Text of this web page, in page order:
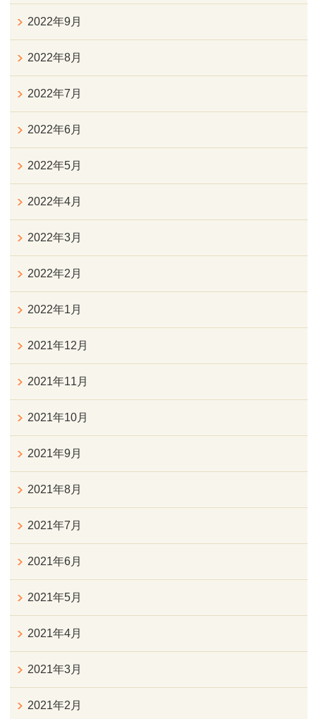
2022年9月
2022年8月
2022年7月
2022年6月
2022年5月
2022年4月
2022年3月
2022年2月
2022年1月
2021年12月
2021年11月
2021年10月
2021年9月
2021年8月
2021年7月
2021年6月
2021年5月
2021年4月
2021年3月
2021年2月